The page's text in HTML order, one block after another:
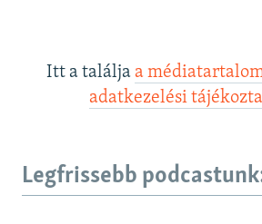
Itt a találja a
adatkezelési
Legfrissebb